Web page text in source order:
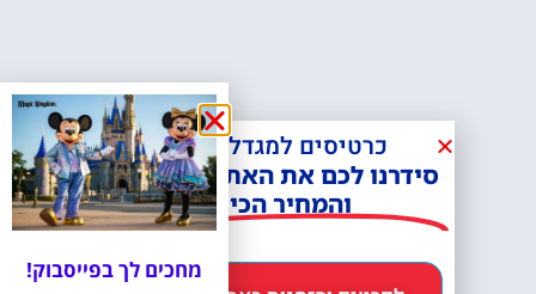
כרטיסים למגדל אייפל?
סידרנו לכם את האתר הכי אמין -
והמחיר הכי זול!
מחכים לך בפייסבוק!